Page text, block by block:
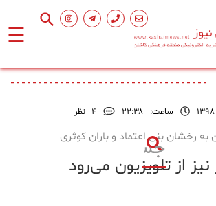
☰
ساعت: ۲۲:۳۸ 4 نظر
رخشان بنی اعتماد و باران کوثری
از تلویزیون می‌رود